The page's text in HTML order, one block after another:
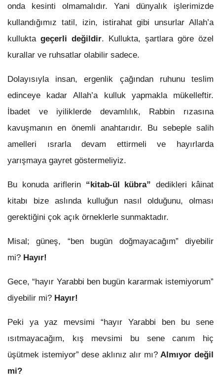
onda kesinti olmamalıdır. Yani dünyalık işlerimizde
kullandığımız tatil, izin, istirahat gibi unsurlar Allah’a
kullukta geçerli değildir. Kullukta, şartlara göre özel
kurallar ve ruhsatlar olabilir sadece.
Dolayısıyla insan, ergenlik çağından ruhunu teslim
edinceye kadar Allah’a kulluk yapmakla mükelleftir.
İbadet ve iyiliklerde devamlılık, Rabbin rızasına
kavuşmanın en önemli anahtarıdır. Bu sebeple salih
amelleri ısrarla devam ettirmeli ve hayırlarda
yarışmaya gayret göstermeliyiz.
Bu konuda ariflerin “kitab-ül kübra” dedikleri kâinat
kitabı bize aslında kulluğun nasıl olduğunu, olması
gerektiğini çok açık örneklerle sunmaktadır.
Misal; güneş, “ben bugün doğmayacağım” diyebilir
mi? Hayır!
Gece, “hayır Yarabbi ben bugün kararmak istemiyorum”
diyebilir mi? Hayır!
Peki ya yaz mevsimi “hayır Yarabbi ben bu sene
ısıtmayacağım, kış mevsimi bu sene canım hiç
üşütmek istemiyor” dese aklınız alır mı? Almıyor değil
mi?